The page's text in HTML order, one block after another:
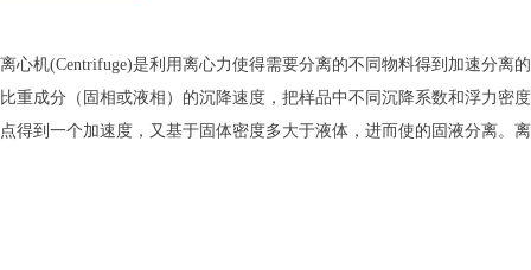
离心机(Centrifuge)是利用离心力使得需要分离的不同物料得到加速分
比重成分（固相或液相）的沉降速度，把样品中不同沉降系数和浮力
点得到一个加速度，又基于固体密度多大于液体，进而使的固液分离。